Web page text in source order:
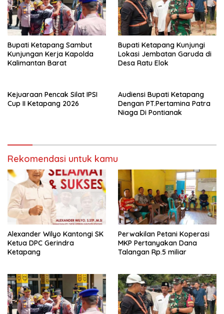
Bupati Ketapang Sambut
Kunjungan Kerja Kapolda
Kalimantan Barat
Bupati Ketapang Kunjungi
Lokasi Jembatan Garuda di
Desa Ratu Elok
Kejuaraan Pencak Silat IPSI
Cup II Ketapang 2026
Audiensi Bupati Ketapang
Dengan PT.Pertamina Patra
Niaga Di Pontianak
Rekomendasi untuk kamu
Alexander Wilyo Kantongi SK
Ketua DPC Gerindra
Ketapang
Perwakilan Petani Koperasi
MKP Pertanyakan Dana
Talangan Rp.5 miliar